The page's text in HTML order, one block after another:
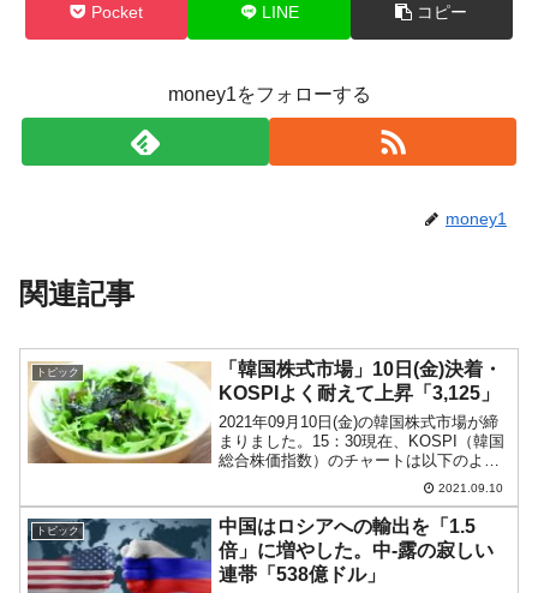
Pocket LINE コピー
money1をフォローする
money1
関連記事
トピック
「韓国株式市場」10日(金)決着・
KOSPIよく耐えて上昇「3,125」
2021年09月10日(金)の韓国株式市場が締
まりました。15：30現在、KOSPI（韓国
総合株価指数）のチャートは以下のよう
『Investing.com』より引用）。一時
「3,103」までいきましたが、なんとか
踏...
2021.09.10
トピック
中国はロシアへの輸出を「1.5
倍」に増やした。中-露の寂しい
連帯「538億ドル」